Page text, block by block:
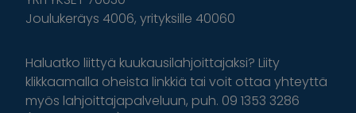
Joulukeräys 4006, yrityksille 40060
Haluatko liittyä kuukausilahjoittajaksi? Liity
klikkaamalla oheista linkkiä tai voit ottaa yhteyttä
myös lahjoittajapalveluun, puh. 09 1353 3286